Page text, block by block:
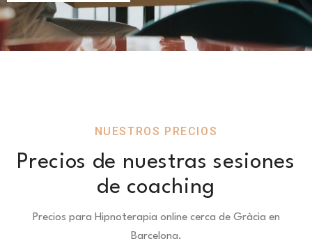
NUESTROS PRECIOS
Precios de nuestras sesiones
de coaching
Precios para Hipnoterapia online cerca de Gràcia en
Barcelona.